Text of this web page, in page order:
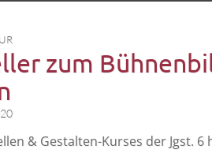
zum
& Gestal­ten-Kur­ses der Jgst.